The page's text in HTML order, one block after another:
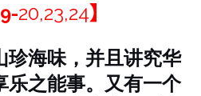
20,23,24】
珍海味，并且讲究华
之能事。
又有一个